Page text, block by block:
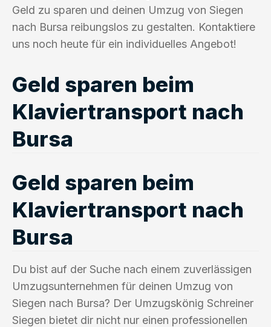
Geld zu sparen und deinen Umzug von Siegen
nach Bursa reibungslos zu gestalten. Kontaktiere
uns noch heute für ein individuelles Angebot!
Geld sparen beim
Klaviertransport nach
Bursa
Geld sparen beim
Klaviertransport nach
Bursa
Du bist auf der Suche nach einem zuverlässigen
Umzugsunternehmen für deinen Umzug von
Siegen nach Bursa? Der Umzugskönig Schreiner
Siegen bietet dir nicht nur einen professionellen